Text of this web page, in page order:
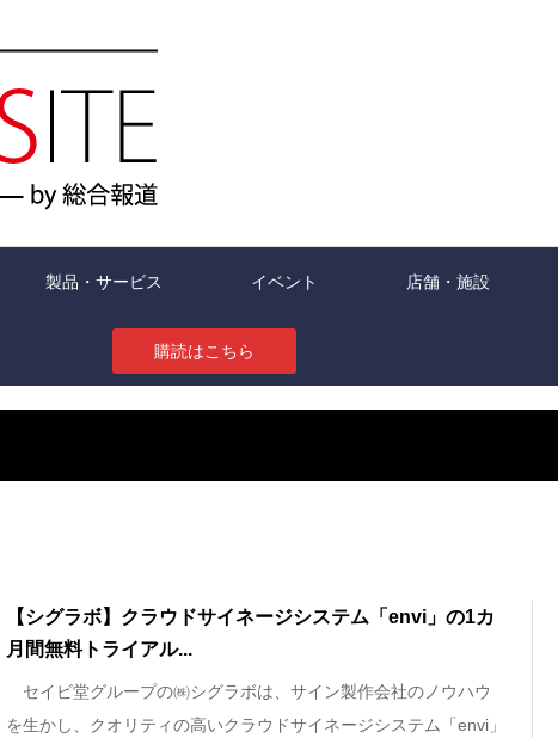
製品・サービス イベント 店舗・施設
購読はこちら
【シグラボ】クラウドサイネージシステム「envi」の1カ
月間無料トライアル...
セイビ堂グループの㈱シグラボは、サイン製作会社のノウハウ
を生かし、クオリティの高いクラウドサイネージシステム「envi」